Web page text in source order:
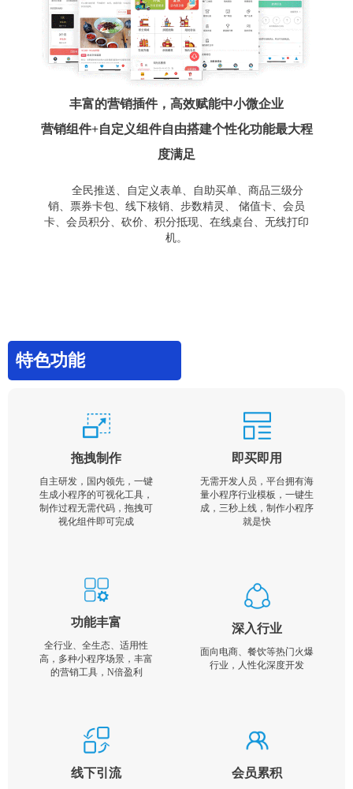
丰富的营销插件，高效赋能中小微企业
营销组件+自定义组件自由搭建个性化功能最大程
度满足
全民推送、自定义表单、自助买单、商品三级分
销、票券卡包、线下核销、步数精灵、 储值卡、会员
卡、会员积分、砍价、积分抵现、在线桌台、无线打印
机。
特色功能
拖拽制作
自主研发，国内领先，一键
生成小程序的可视化工具，
制作过程无需代码，拖拽可
视化组件即可完成
即买即用
无需开发人员，平台拥有海
量小程序行业模板，一键生
成，三秒上线，制作小程序
就是快
功能丰富
全行业、全生态、适用性
高，多种小程序场景，丰富
的营销工具，N倍盈利
深入行业
面向电商、餐饮等热门火爆
行业，人性化深度开发
线下引流 会员累积